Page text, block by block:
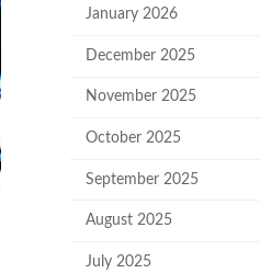
January 2026
December 2025
November 2025
October 2025
September 2025
August 2025
July 2025